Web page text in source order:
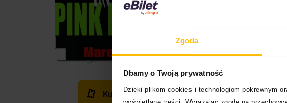
Zgoda
Dbamy o Twoją prywatność
Dzięki plikom cookies i technologiom pokrewnym
Kup bilet Kup bilet